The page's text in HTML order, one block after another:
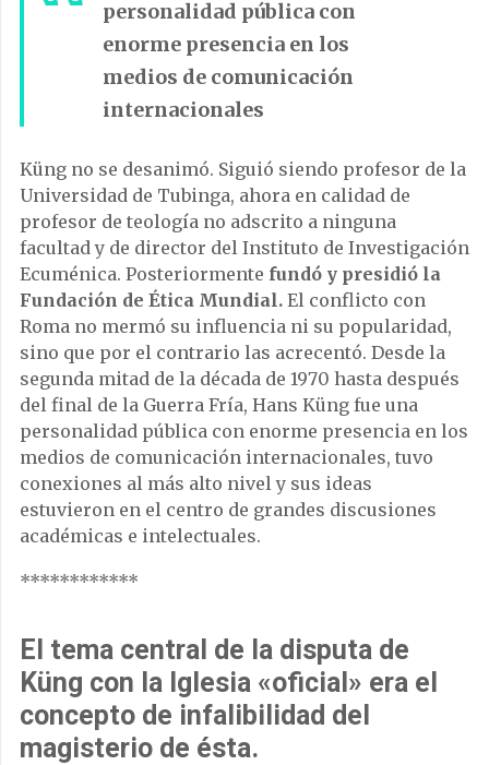
personalidad pública con
enorme presencia en los
medios de comunicación
internacionales
Küng no se desanimó. Siguió siendo profesor de la
Universidad de Tubinga, ahora en calidad de
profesor de teología no adscrito a ninguna
facultad y de director del Instituto de Investigación
Ecuménica. Posteriormente fundó y presidió la
Fundación de Ética Mundial. El conflicto con
Roma no mermó su influencia ni su popularidad,
sino que por el contrario las acrecentó. Desde la
segunda mitad de la década de 1970 hasta después
del final de la Guerra Fría, Hans Küng fue una
personalidad pública con enorme presencia en los
medios de comunicación internacionales, tuvo
conexiones al más alto nivel y sus ideas
estuvieron en el centro de grandes discusiones
académicas e intelectuales.
************
El tema central de la disputa de
Küng con la Iglesia «oficial» era el
concepto de infalibilidad del
magisterio de ésta.